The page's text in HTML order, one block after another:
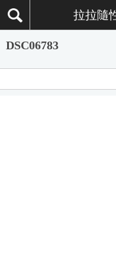
拉拉隨
DSC06783